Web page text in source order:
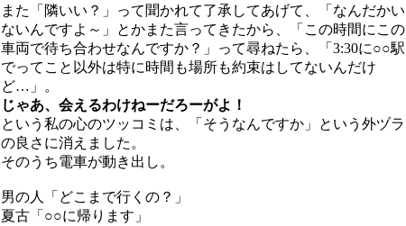
また「隣いい？」って聞かれて了承してあげて、「なんだかい
ないんですよ～」とかまた言ってきたから、「この時間にこの
車両で待ち合わせなんですか？」って尋ねたら、「3:30に○○駅
でってこと以外は特に時間も場所も約束はしてないんだけ
ど…」。
じゃあ、会えるわけねーだろーがよ！
という私の心のツッコミは、「そうなんですか」という外ヅラ
の良さに消えました。
そのうち電車が動き出し。
男の人「どこまで行くの？」
夏古「○○に帰ります」